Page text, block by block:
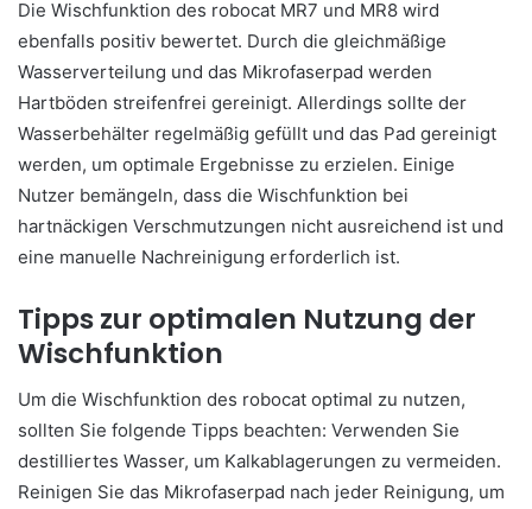
Die Wischfunktion des robocat MR7 und MR8 wird
ebenfalls positiv bewertet. Durch die gleichmäßige
Wasserverteilung und das Mikrofaserpad werden
Hartböden streifenfrei gereinigt. Allerdings sollte der
Wasserbehälter regelmäßig gefüllt und das Pad gereinigt
werden, um optimale Ergebnisse zu erzielen. Einige
Nutzer bemängeln, dass die Wischfunktion bei
hartnäckigen Verschmutzungen nicht ausreichend ist und
eine manuelle Nachreinigung erforderlich ist.
Tipps zur optimalen Nutzung der
Wischfunktion
Um die Wischfunktion des robocat optimal zu nutzen,
sollten Sie folgende Tipps beachten: Verwenden Sie
destilliertes Wasser, um Kalkablagerungen zu vermeiden.
Reinigen Sie das Mikrofaserpad nach jeder Reinigung, um